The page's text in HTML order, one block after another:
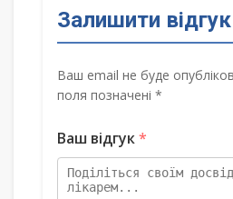
Залишити
Ваш email не буде
поля позначені *
Ваш відгук*